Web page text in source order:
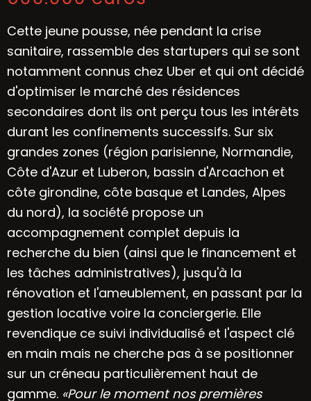
Cette jeune pousse, née pendant la crise
sanitaire, rassemble des startupers qui se sont
notamment connus chez Uber et qui ont décidé
d'optimiser le marché des résidences
secondaires dont ils ont perçu tous les intérêts
durant les confinements successifs. Sur six
grandes zones (région parisienne, Normandie,
Côte d'Azur et Luberon, bassin d'Arcachon et
côte girondine, côte basque et Landes, Alpes
du nord), la société propose un
accompagnement complet depuis la
recherche du bien (ainsi que le financement et
les tâches administratives), jusqu'à la
rénovation et l'ameublement, en passant par la
gestion locative voire la conciergerie. Elle
revendique ce suivi individualisé et l'aspect clé
en main mais ne cherche pas à se positionner
sur un créneau particulièrement haut de
gamme. «Pour le moment nos premières